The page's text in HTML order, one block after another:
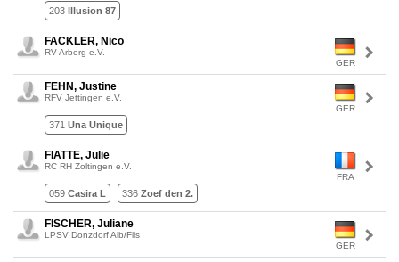
203 Illusion 87
GER
FACKLER, Nico
RV Arberg e.V.
GER
FEHN, Justine
RFV Jettingen e.V.
371 Una Unique
FRA
FIATTE, Julie
RC RH Zoltingen e.V.
059 Casira L 336 Zoef den 2.
GER
FISCHER, Juliane
LPSV Donzdorf Alb/Fils